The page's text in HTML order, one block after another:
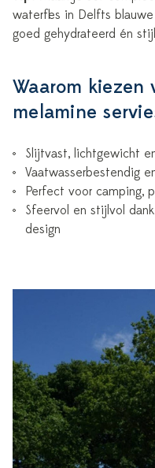
waterfles in Delfts
goed gehydrateerd én
Waarom
melamine
Slijtvast, lichtgewicht
Vaatwasserbestendig
Perfect voor camping,
Sfeervol en stijlvol
design